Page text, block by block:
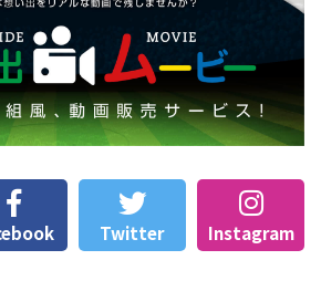
Twitter Instagram